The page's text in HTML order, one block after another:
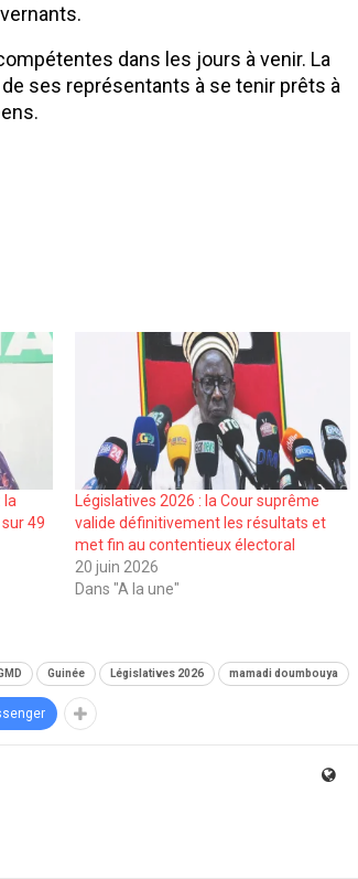
dans les jours à venir. La
de ses représentants à se tenir prêts à
la
49
Législatives 2026 : la Cour suprême
valide définitivement les résultats et
met fin au contentieux électoral
20 juin 2026
Dans "A la une"
Guinée Législatives 2026 mamadi doumbouya